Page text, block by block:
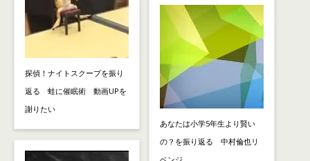
探偵！ナイトスクープを振り
返る 蛙に催眠術 動画UPを
謝りたい
あなたは小学5年生より賢い
の？を振り返る 中村倫也リ